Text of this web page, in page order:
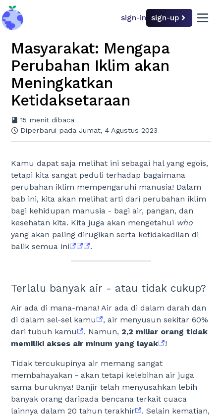
back to home sign-in sign-up open
Kenapa Iklim Penting
Pilih tingkatan kesulitan
Sederhana
Masyarakat
Ekonomi
Kepunahan
Kehidupan Laut
Kuis Akhir
Dapatkan Sertifikat
Masyarakat: Mengapa
Perubahan Iklim akan
Meningkatkan
Ketidaksetaraan
15 menit dibaca
Diperbarui pada Jumat, 4 Agustus 2023
Kamu dapat saja melihat ini sebagai hal yang egois,
tetapi kita sangat peduli terhadap bagaimana
perubahan iklim mempengaruhi manusia! Dalam
bab ini, kita akan melihat arti dari perubahan iklim
bagi kehidupan manusia - bagi air, pangan, dan
kesehatan kita. Kita juga akan mengetahui who
yang akan paling dirugikan serta ketidakadilan di
balik semua ini
.
Terlalu banyak air - atau tidak cukup?
Air ada di mana-mana! Air ada di dalam darah dan
di dalam sel-sel kamu
, air menyusun sekitar 60%
dari tubuh kamu
. Namun, 2,2 miliar orang tidak
memiliki akses air minum yang layak
!
Tidak tercukupinya air memang sangat
membahayakan - akan tetapi kelebihan air juga
sama buruknya! Banjir telah menyusahkan lebih
banyak orang daripada bencana terkait cuaca
lainnya dalam 20 tahun terakhir
. Selain kematian,